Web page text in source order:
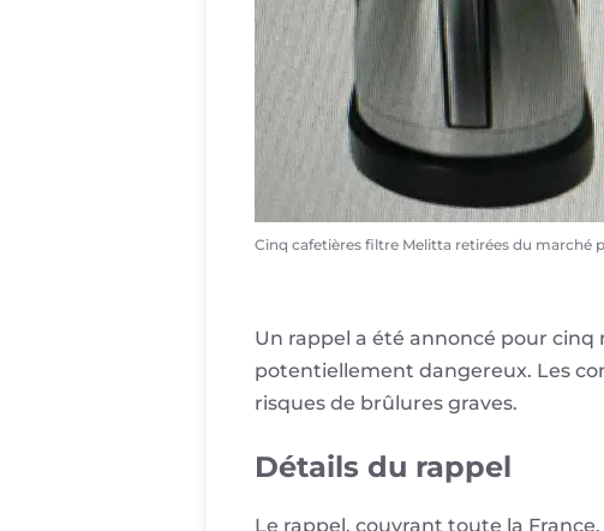
Cinq cafetières filtre Melitta retirées du marché
Un rappel a été annoncé pour
potentiellement dangereux. Les
risques de brûlures graves.
Détails du rappel
Le rappel, couvrant toute la